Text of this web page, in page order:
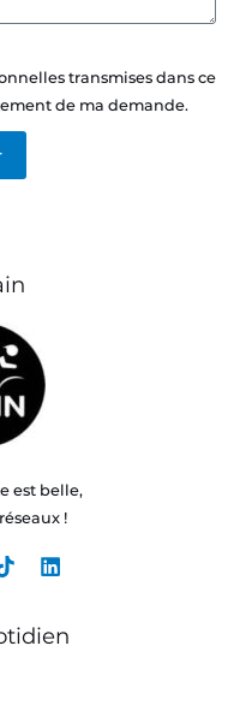
transmises dans ce
de ma demande.
est belle,
!